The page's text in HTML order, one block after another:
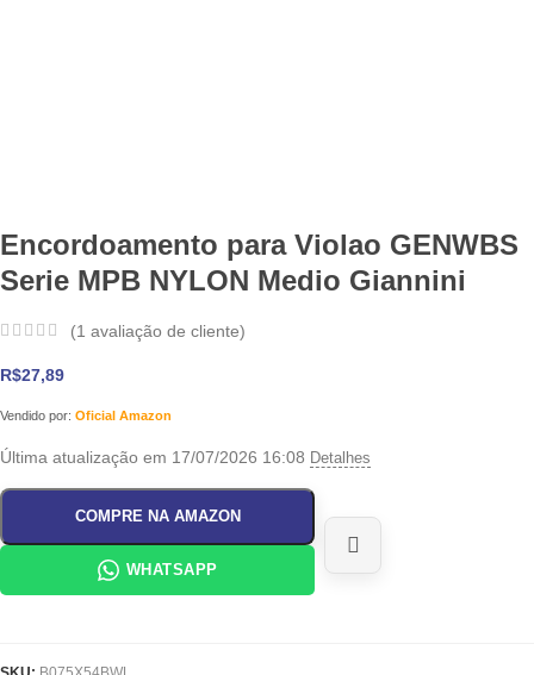
Encordoamento para Violao GENWBS
Serie MPB NYLON Medio Giannini
(1 avaliação de cliente)
R$27,89
Vendido por: Oficial Amazon
Última atualização em 17/07/2026 16:08 Detalhes
COMPRE NA AMAZON
WHATSAPP